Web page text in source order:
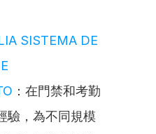
SISTEMA DE
：在門禁和考勤
驗，為不同規模